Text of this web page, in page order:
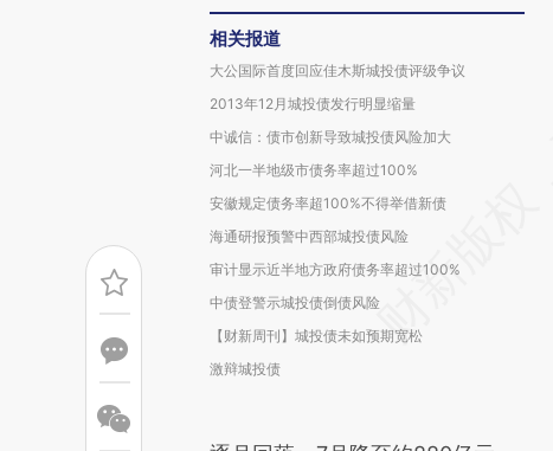
相关报道
大公国际首度回应佳木斯城投债评级争议
2013年12月城投债发行明显缩量
中诚信：债市创新导致城投债风险加大
河北一半地级市债务率超过100%
安徽规定债务率超100%不得举借新债
海通研报预警中西部城投债风险
审计显示近半地方政府债务率超过100%
中债登警示城投债倒债风险
【财新周刊】城投债未如预期宽松
激辩城投债